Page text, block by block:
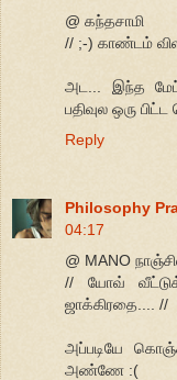
@ கந்தசாமி
// ;-) காண்டம்
அட... இந்த
பதிவுல ஒரு பிட்ட
Reply
Philosophy
04:17
@ MANO
// யோவ்
ஜாக்கிரதை.... //
அப்படியே
அண்ணே :(